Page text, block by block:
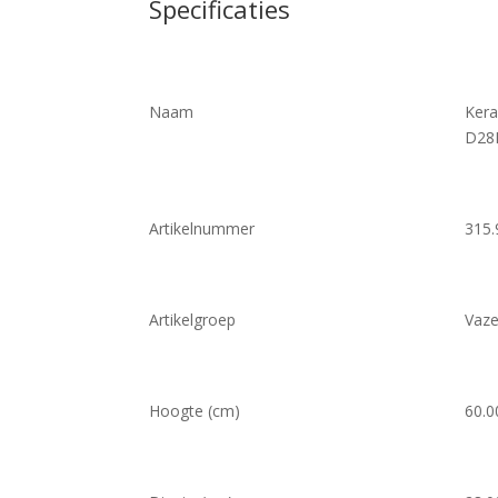
Specificaties
Naam
Artikelnummer
Artikelgroep
Hoogte (cm)